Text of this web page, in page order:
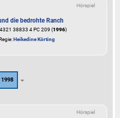
Hörspiel
die bedrohte Ranch
38833 4 PC 209 (1996)
Heikedine Körting
1998
Hörspiel